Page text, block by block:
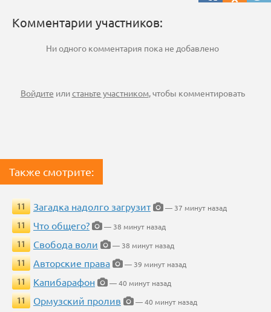
Комментарии участников:
Ни одного комментария пока не добавлено
Войдите илистаньте участником, чтобы комментировать
Также смотрите:
11 Загадка надолго загрузит
— 37 минут назад
11
Что общего?
— 38 минут назад
11
Свобода воли
— 38 минут назад
11
Авторские права
— 39 минут назад
11
Капибарафон
— 40 минут назад
11
Ормузский пролив
— 40 минут назад